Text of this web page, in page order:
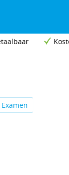
Examen